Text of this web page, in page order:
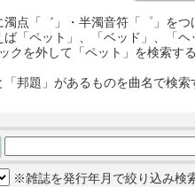
点「゛」・半濁音符「゜」を
ば「ペット」、「ベッド」、「
クを外して「ペット」を検索
「邦題」があるものを曲名で検
※雑誌を発行年月で絞り込み検